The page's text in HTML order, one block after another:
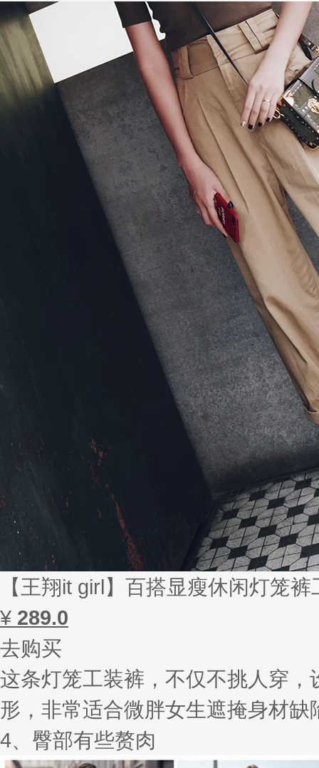
【王翔it girl】百搭显瘦休闲灯笼
¥ 289.0
去购买
这条灯笼工装裤，不仅不挑人穿
形，非常适合微胖女生遮掩身材
4、臀部有些赘肉